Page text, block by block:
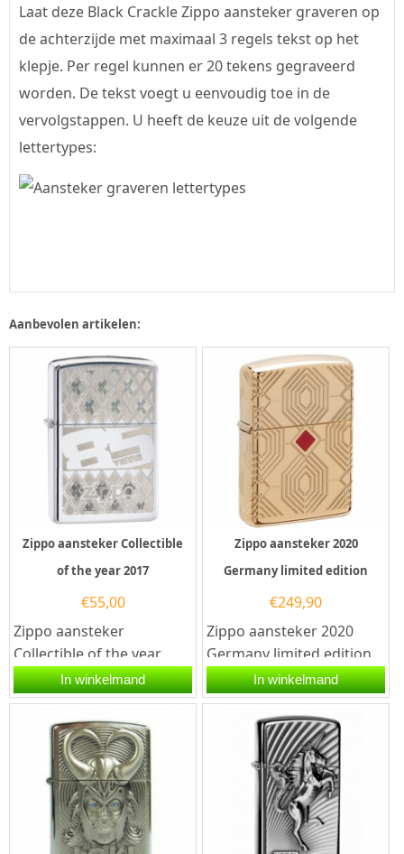
Laat deze Black Crackle Zippo aansteker graveren op
de achterzijde met maximaal 3 regels tekst op het
klepje. Per regel kunnen er 20 tekens gegraveerd
worden. De tekst voegt u eenvoudig toe in de
vervolgstappen. U heeft de keuze uit de volgende
lettertypes:
Aanbevolen artikelen:
Zippo aansteker Collectible
of the year 2017
€55,00
Zippo aansteker
Collectible of the year
2017. Zippo aansteker
met een hoogglans
zilveren afwerking...
In winkelmand
Zippo aansteker 2020
Germany limited edition
€249,90
Zippo aansteker 2020
Germany limited edition
met Zippo code 60005687.
Het betreft een armor
In winkelmand